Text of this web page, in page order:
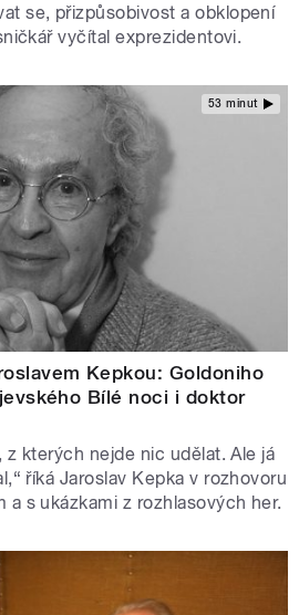
se, přizpůsobivost a obklopení
vyčítal exprezidentovi.
53 minut
Kepkou: Goldoniho
Bílé noci i doktor
z kterých nejde nic udělat. Ale já
říká Jaroslav Kepka v rozhovoru
a s ukázkami z rozhlasových her.